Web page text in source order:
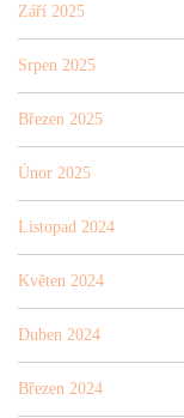
Září 2025
Srpen 2025
Březen 2025
Únor 2025
Listopad 2024
Květen 2024
Duben 2024
Březen 2024